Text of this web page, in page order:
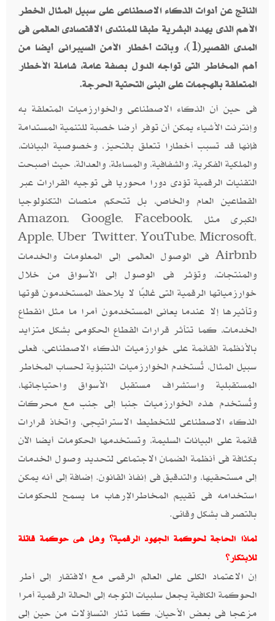
الناتج عن أدوات الذكاء الاصطناعى على سبيل المثال الخطر
الأهم الذى يهدد البشرية طبقا للمنتدى الاقتصادى العالمى فى
المدى القصير(1)، وباتت أخطار الأمن السيبرانى أيضا من
أهم المخاطر التى تواجه الدول بصفة عامة، شاملة الأخطار
المتعلقة بالهجمات على البنى التحتية الحرجة.
فى حين أن الذكاء الاصطناعى والخوارزميات المتعلقة به
وإنترنت الأشياء يمكن أن توفر أرضا خصبة للتنمية المستدامة
فإنها قد تسبب أخطارا تتعلق بالتحيز، وخصوصية البيانات،
والملكية الفكرية، والشفافية، والمساءلة، والعدالة، حيث أصبحت
التقنيات الرقمية تؤدى دورا محوريا فى توجيه القرارات عبر
القطاعين العام والخاص، بل تتحكم منصات التكنولوجيا
الكبرى مثل Amazon, Google, Facebook,
Apple, Uber Twitter, YouTube, Microsoft,
Airbnb فى الوصول العالمى إلى المعلومات والخدمات
والمنتجات، وتؤثر فى الوصول إلى الأسواق من خلال
خوارزمياتها الرقمية التى غالبًا لا يلاحظ المستخدمون قوتها
وتأثيرها إلا عندما يعانى المستخدمون أمرا ما مثل انقطاع
الخدمات، كما تتأثر قرارات القطاع الحكومى بشكل متزايد
بالأنظمة القائمة على خوارزميات الذكاء الاصطناعى، فعلى
سبيل المثال، تُستخدم الخوارزميات التنبؤية لحساب المخاطر
المستقبلية واستشراف مستقبل الأسواق واحتياجاتها،
وتُستخدم هذه الخوارزميات جنبا إلى جنب مع محركات
الذكاء الاصطناعى للتخطيط الاستراتيجى، واتخاذ قرارات
قائمة على البيانات السليمة، وتستخدمها الحكومات أيضا الآن
بكثافة فى أنظمة الضمان الاجتماعى لتحديد وصول الخدمات
إلى مستحقيها، والتدقيق فى إنفاذ القانون. إضافة إلى أنه يمكن
استخدامه فى تقييم المخاطرالإرهاب ما يسمح للحكومات
بالتصرف بشكل وقائى.
لماذا الحاجة لحوكمة الجهود الرقمية؟ وهل هى حوكمة قاتلة
للابتكار؟
إن الاعتماد الكلى على العالم الرقمى مع الافتقار إلى أطر
الحوكمة الكافية يجعل سلبيات التوجه إلى الحالة الرقمية أمرا
مزعجا فى بعض الأحيان، كما تثار التساؤلات من حين إلى